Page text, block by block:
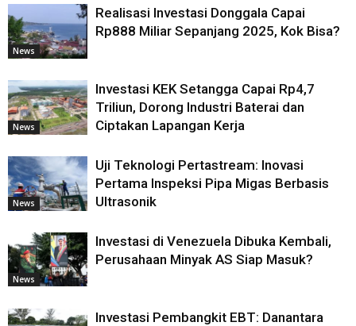
News
Realisasi Investasi Donggala Capai
Rp888 Miliar Sepanjang 2025, Kok Bisa?
News
Investasi KEK Setangga Capai Rp4,7
Triliun, Dorong Industri Baterai dan
Ciptakan Lapangan Kerja
News
Uji Teknologi Pertastream: Inovasi
Pertama Inspeksi Pipa Migas Berbasis
Ultrasonik
News
Investasi di Venezuela Dibuka Kembali,
Perusahaan Minyak AS Siap Masuk?
Investasi Pembangkit EBT: Danantara